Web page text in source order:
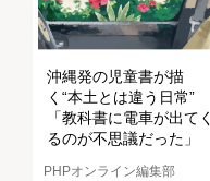
沖縄発の児童書が描
く“本土とは違う日常”
「教科書に電車が出てく
るのが不思議だった」
PHPオンライン編集部